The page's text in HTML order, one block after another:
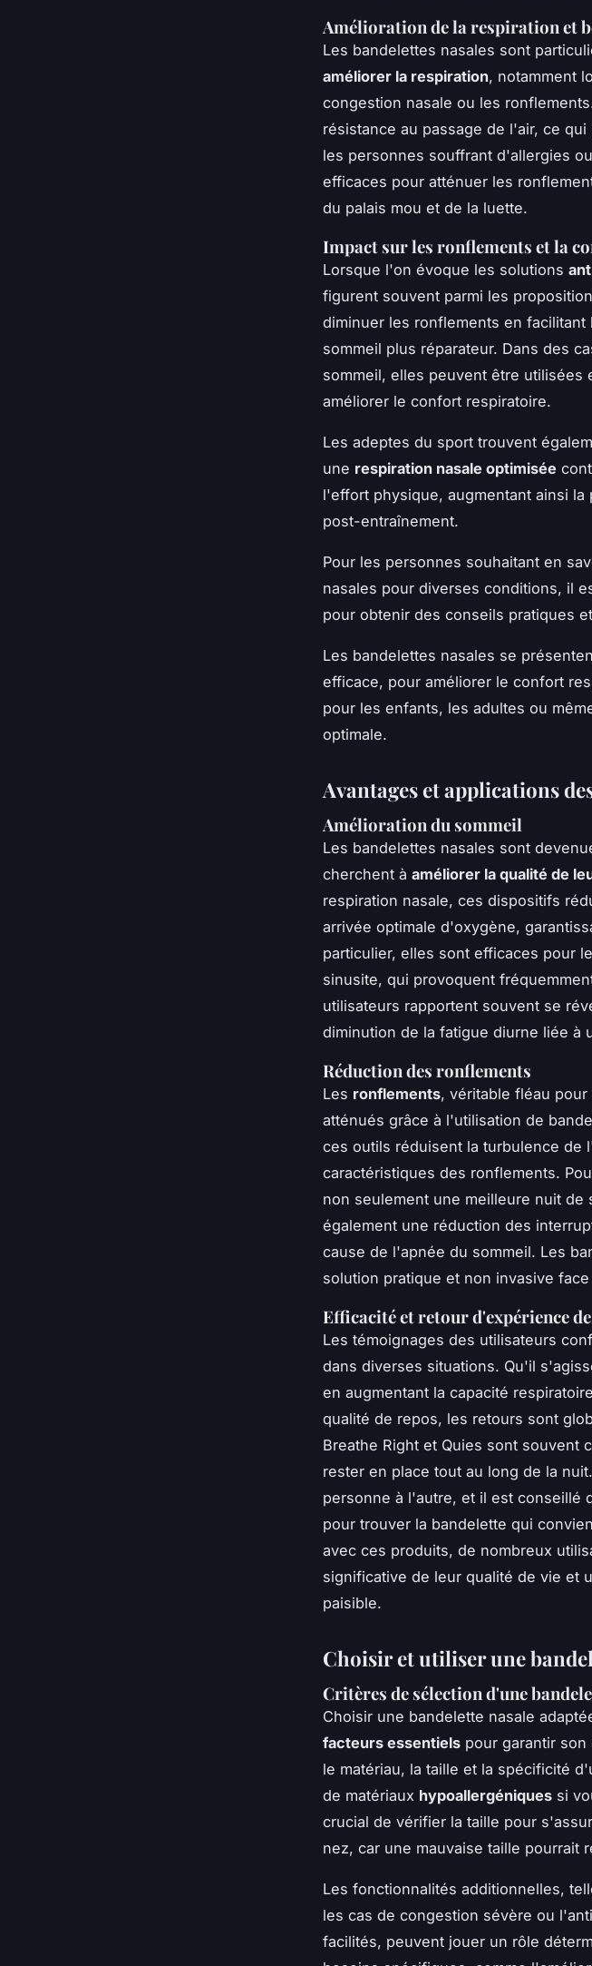
Amélioration de la respiration et
Les bandelettes nasales sont
améliorer la respiration, notamment
congestion nasale ou les
résistance au passage de l'air, ce
les personnes souffrant d'allergies
efficaces pour atténuer les
du palais mou et de la luette.
Impact sur les ronflements et la
Lorsque l'on évoque les solutions
figurent souvent parmi les
diminuer les ronflements en
sommeil plus réparateur. Dans des
sommeil, elles peuvent être
améliorer le confort respiratoire.
Les adeptes du sport trouvent
une respiration nasale optimisée
l'effort physique, augmentant ainsi
post-entraînement.
Pour les personnes souhaitant en
nasales pour diverses conditions, il
pour obtenir des conseils pratiques
Les bandelettes nasales se
efficace, pour améliorer le confort
pour les enfants, les adultes ou
optimale.
Avantages et applications
Amélioration du sommeil
Les bandelettes nasales sont
cherchent à améliorer la qualité de
respiration nasale, ces dispositifs
arrivée optimale d'oxygène,
particulier, elles sont efficaces pour
sinusite, qui provoquent
utilisateurs rapportent souvent se
diminution de la fatigue diurne liée à
Réduction des ronflements
Les ronflements, véritable fléau
atténués grâce à l'utilisation de
ces outils réduisent la turbulence de
caractéristiques des ronflements.
non seulement une meilleure nuit de
également une réduction des
cause de l'apnée du sommeil. Les
solution pratique et non invasive
Efficacité et retour d'expérience
Les témoignages des utilisateurs
dans diverses situations. Qu'il
en augmentant la capacité
qualité de repos, les retours sont
Breathe Right et Quies sont souvent
rester en place tout au long de la
personne à l'autre, et il est conseillé
pour trouver la bandelette qui
avec ces produits, de nombreux
significative de leur qualité de vie et
paisible.
Choisir et utiliser une
Critères de sélection d'une
Choisir une bandelette nasale
facteurs essentiels pour garantir
le matériau, la taille et la spécificité
de matériaux hypoallergéniques si
crucial de vérifier la taille pour
nez, car une mauvaise taille pourrait
Les fonctionnalités additionnelles,
les cas de congestion sévère ou
facilités, peuvent jouer un rôle